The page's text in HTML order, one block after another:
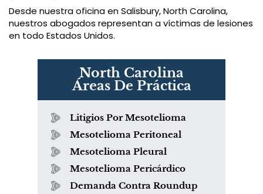
Desde nuestra oficina en Salisbury, North Carolina,
nuestros abogados representan a víctimas de lesiones
en todo Estados Unidos.
North Carolina
Áreas De Práctica
Litigios Por Mesotelioma
Mesotelioma Peritoneal
Mesotelioma Pleural
Mesotelioma Pericárdico
Demanda Contra Roundup